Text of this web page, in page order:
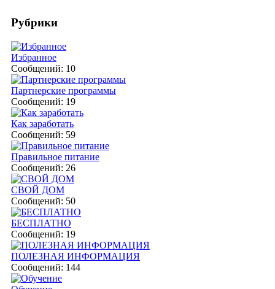
Рубрики
Избранное
Сообщений: 10
Партнерские программы
Сообщений: 19
Как заработать
Сообщений: 59
Правильное питание
Сообщений: 26
СВОЙ ДОМ
Сообщений: 50
БЕСПЛАТНО
Сообщений: 19
ПОЛЕЗНАЯ ИНФОРМАЦИЯ
Сообщений: 144